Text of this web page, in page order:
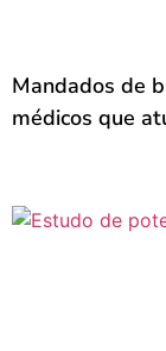
Mandados de
médicos que